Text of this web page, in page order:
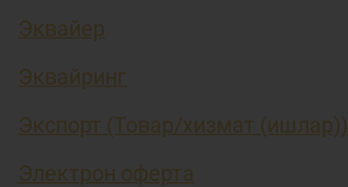
Эквайер
Эквайринг
Экспорт (Товар/хизмат (ишлар))
Электрон оферта